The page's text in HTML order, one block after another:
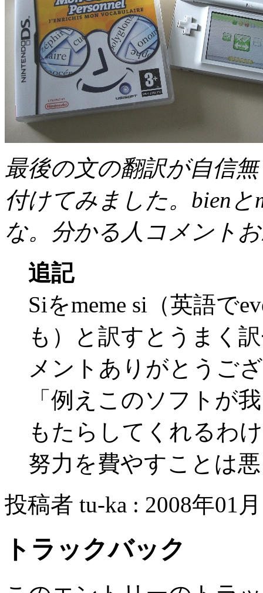
最後の文の翻訳が自信
付けてみました。bien
な。分かる人コメント
追記
Siをmeme si（英語で
も）と訳すとうまく
メントありがとうご
「例えこのソフトが
もたらしてくれるわ
努力を費やすことは
投稿者 tu-ka : 2008年01
トラックバック